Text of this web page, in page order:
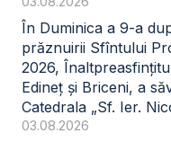
În Duminica a 9-a
prăznuirii Sfîntului
2026,
Edineț și Briceni, a
Catedrala „Sf. Ier.
03.08.2026